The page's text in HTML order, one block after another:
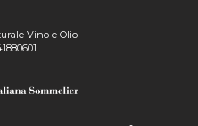
Vino e Olio